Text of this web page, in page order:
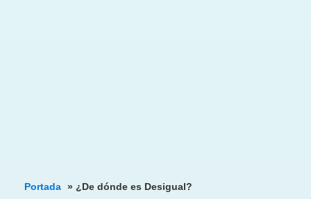
Portada » ¿De dónde es Desigual?